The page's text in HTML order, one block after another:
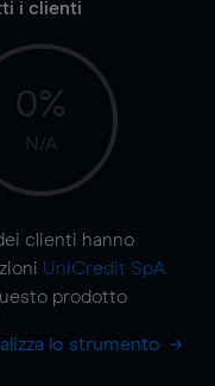
i clienti
0%
N/A
clienti hanno
UniCredit SpA
prodotto
lo strumento